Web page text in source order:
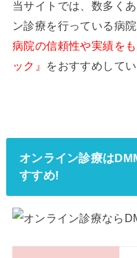
当サイトでは、数多く
ン診療を行っている病
病院の信頼性や実績を
ック』
をおすすめしてい
オンライン診療は
すすめ!